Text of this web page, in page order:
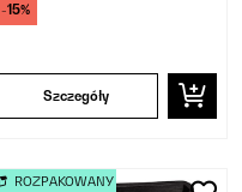
-15%
Szczegóły
ROZPAKOWANY